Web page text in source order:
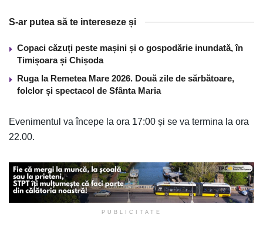
S-ar putea să te intereseze și
Copaci căzuți peste mașini și o gospodărie inundată, în
Timișoara și Chișoda
Ruga la Remetea Mare 2026. Două zile de sărbătoare,
folclor și spectacol de Sfânta Maria
Evenimentul va începe la ora 17:00 și se va termina la ora
22.00.
PUBLICITATE